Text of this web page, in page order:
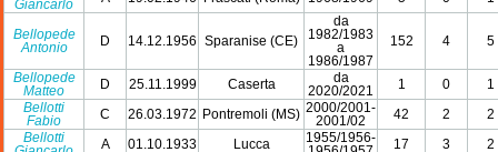
Giancarlo
Bellopede
Antonio
D 14.12.1956 Sparanise (CE)
da
1982/1983
a
1986/1987
152 4 5
Bellopede
Matteo
D 25.11.1999 Caserta
da
2020/2021
1 0
1
Bellotti
Fabio
C 26.03.1972 Pontremoli (MS) 2000/2001-
2001/02
42 2
2
Bellotti
A 01.10.1933 Lucca
1955/1956-
17 3
2